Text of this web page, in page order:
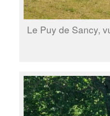
Le Puy de Sancy,